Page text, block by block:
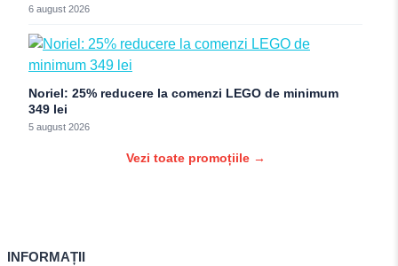
6 august 2026
Noriel: 25% reducere la comenzi LEGO de minimum
349 lei
5 august 2026
Vezi toate promoțiile →
INFORMAȚII